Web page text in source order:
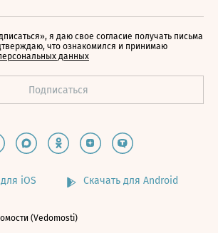
я даю свое согласие получать письма
что ознакомился и принимаю
данных
iOS Скачать для Android
(Vedomosti)